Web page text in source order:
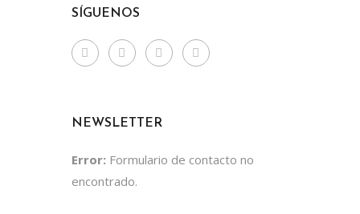
SÍGUENOS
NEWSLETTER
Error: Formulario de contacto no
encontrado.